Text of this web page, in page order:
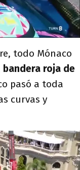
todo Mónaco
bandera roja de
pasó a toda
curvas y